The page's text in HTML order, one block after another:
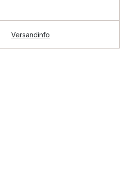
Versandinfo